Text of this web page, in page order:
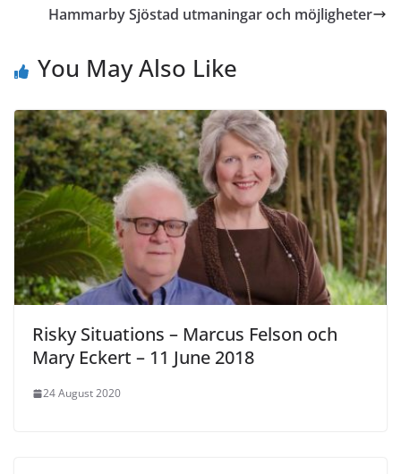
Hammarby Sjöstad utmaningar och möjligheter
You May Also Like
Risky Situations – Marcus Felson och
Mary Eckert – 11 June 2018
24 August 2020